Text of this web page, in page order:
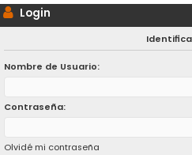
Login
Nombre de Usuario:
Contraseña:
Olvidé mi contraseña